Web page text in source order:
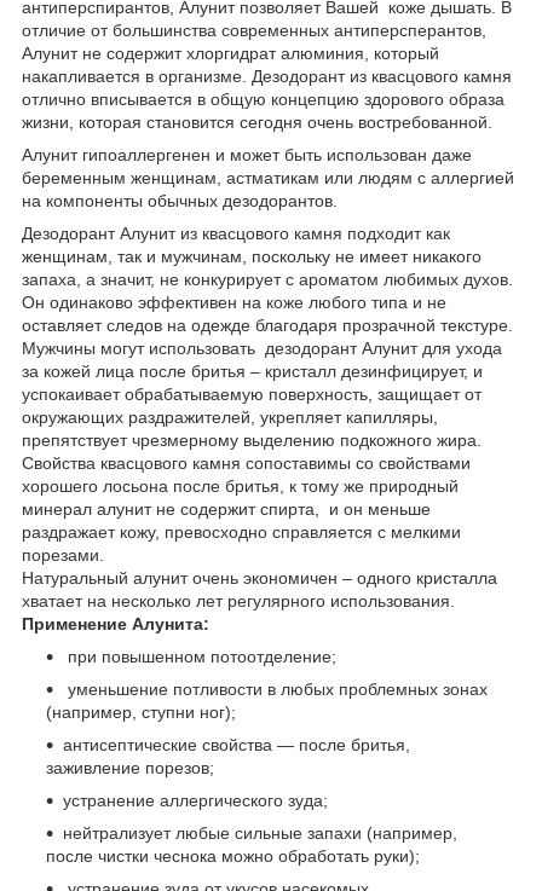
антиперспирантов, Алунит позволяет Вашей коже дышать. В
отличие от большинства современных антиперсперантов,
Алунит не содержит хлоргидрат алюминия, который
накапливается в организме. Дезодорант из квасцового камня
отлично вписывается в общую концепцию здорового образа
жизни, которая становится сегодня очень востребованной.
Алунит гипоаллергенен и может быть использован даже
беременным женщинам, астматикам или людям с аллергией
на компоненты обычных дезодорантов.
Дезодорант Алунит из квасцового камня подходит как
женщинам, так и мужчинам, поскольку не имеет никакого
запаха, а значит, не конкурирует с ароматом любимых духов.
Он одинаково эффективен на коже любого типа и не
оставляет следов на одежде благодаря прозрачной текстуре.
Мужчины могут использовать дезодорант Алунит для ухода
за кожей лица после бритья – кристалл дезинфицирует, и
успокаивает обрабатываемую поверхность, защищает от
окружающих раздражителей, укрепляет капилляры,
препятствует чрезмерному выделению подкожного жира.
Свойства квасцового камня сопоставимы со свойствами
хорошего лосьона после бритья, к тому же природный
минерал алунит не содержит спирта, и он меньше
раздражает кожу, превосходно справляется с мелкими
порезами.
Натуральный алунит очень экономичен – одного кристалла
хватает на несколько лет регулярного использования.
Применение Алунита:
при повышенном потоотделение;
уменьшение потливости в любых проблемных зонах
(например, ступни ног);
антисептические свойства ― после бритья,
заживление порезов;
устранение аллергического зуда;
нейтрализует любые сильные запахи (например,
после чистки чеснока можно обработать руки);